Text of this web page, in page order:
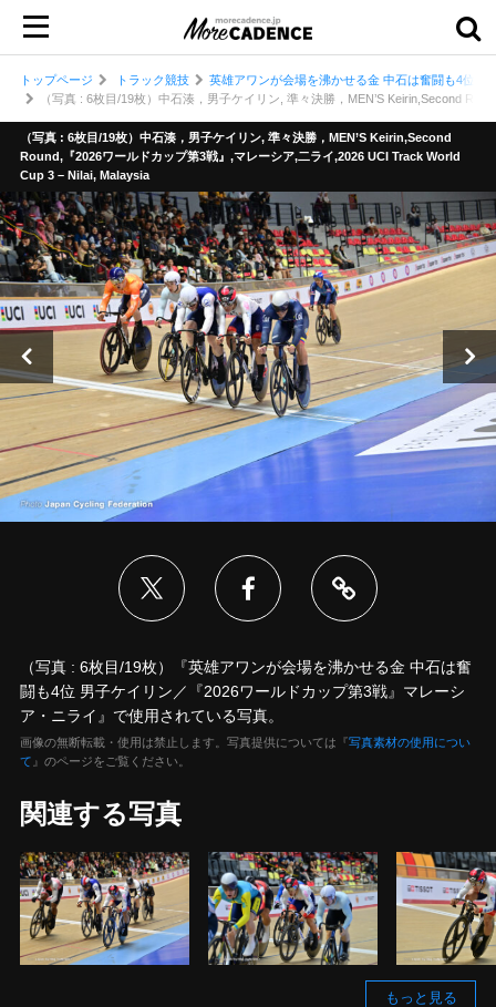
トップページ トラック競技
英雄アワンが会場を沸かせる金 中石は奮闘も4位
（写真 : 6枚目/19枚）中石湊，男子ケイリン, 準々決勝，MEN’S Keirin,Second
（写真 : 6枚目/19枚）中石湊，男子ケイリン, 準々決勝，MEN’S Keirin,Second
Round,『2026ワールドカップ第3戦』,マレーシア,二ライ,2026 UCI Track World
Cup 3 – Nilai, Malaysia
（写真 : 6枚目/19枚）『英雄アワンが会場を沸かせる金 中石は奮
闘も4位 男子ケイリン／『2026ワールドカップ第3戦』マレーシ
ア・ニライ』で使用されている写真。
画像の無断転載・使用は禁止します。写真提供については『写真素材の使用につい
て 』のページをご覧ください。
関連する写真
もっと見る